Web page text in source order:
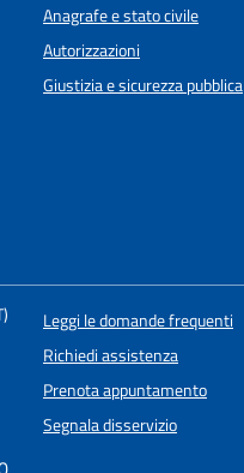
Anagrafe e stato civile
Autorizzazioni
Giustizia e sicurezza pubblica
Leggi le domande frequenti
Richiedi assistenza
Prenota appuntamento
Segnala disservizio